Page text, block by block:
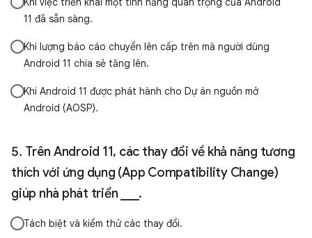
11 đã sẵn sàng.
Khi lượng báo cáo chuyển lên cấp trên mà người dùng
Android 11 chia sẻ tăng lên.
Khi Android 11 được phát hành cho Dự án nguồn mở
Android (AOSP).
Trên Android 11, các thay đổi về khả năng tương
thích với ứng dụng (App Compatibility Change)
giúp nhà phát triển ___.
Tách biệt và kiểm thử các thay đổi.